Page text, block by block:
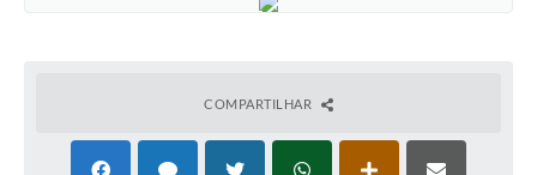
COMPARTILHAR